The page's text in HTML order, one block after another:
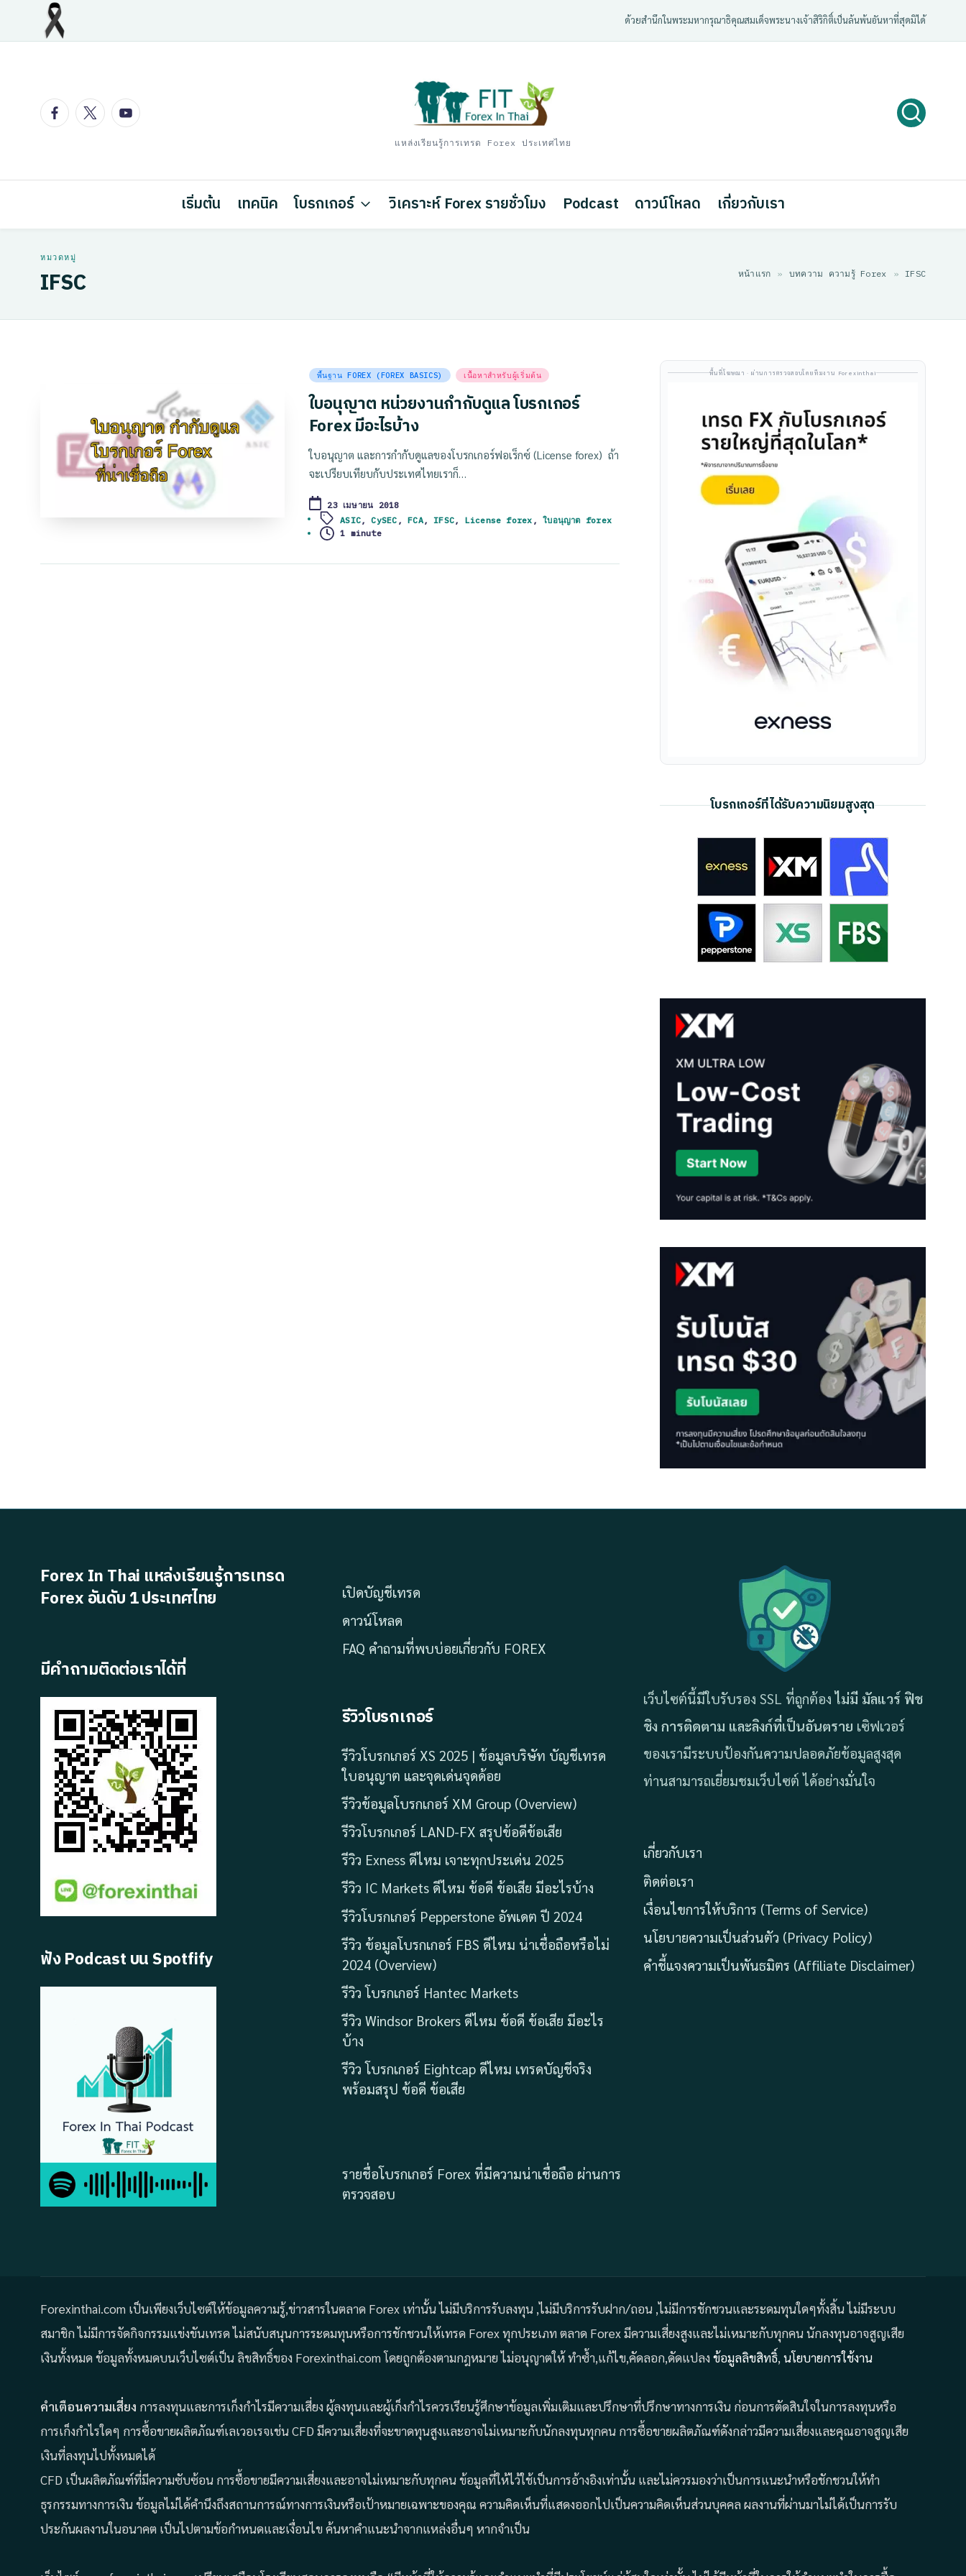
ด้วยสํานึกในพระมหากรุณาธิคุณสมเด็จพระนางเจ้าสิริกิติ์เป็นล้นพ้นอันหาที่สุดมิได้
FacebookTwitterYoutube
แหล่งเรียนรู้การเทรด Forex ประเทศไทย
เริ่มต้น เทคนิค โบรกเกอร์ วิเคราะห์ Forex รายชั่วโมง Podcast ดาวน์โหลด เกี่ยวกับเรา
IFSC หน้าแรก » บทความ ความรู้ Forex » IFSC
Posted
in
พื้นฐาน FOREX (FOREX BASICS) เนื้อหาสำหรับผู้เริ่มต้น
ใบอนุญาต หน่วยงานกำกับดูแล โบรกเกอร์
Forex มีอะไรบ้าง
ใบอนุญาต และการกำกับดูแลของโบรกเกอร์ฟอเร็กซ์ (License forex) ถ้า
จะเปรียบเทียบกับประเทศไทยเราก็…
23 เมษายน 2018
Tags:ASIC,CySEC ,FCA,IFSC, License forex ,ใบอนุญาต forex
1 minute
พื้นที่โฆษณา · ผ่านการตรวจสอบโดยทีมงาน Forexinthai
โบรกเกอร์ที่ได้รับความนิยมสูงสุด
Forex In Thai แหล่งเรียนรู้การเทรด
Forex อันดับ 1 ประเทศไทย
มีคำถามติดต่อเราได้ที่
ฟัง Podcast บน Spotfify
เปิดบัญชีเทรด
ดาวน์โหลด
FAQ คำถามที่พบบ่อยเกี่ยวกับ FOREX
รีวิวโบรกเกอร์
รีวิวโบรกเกอร์ XS 2025 | ข้อมูลบริษัท บัญชีเทรด
ใบอนุญาต และจุดเด่นจุดด้อย
รีวิวข้อมูลโบรกเกอร์ XM Group (Overview)
รีวิวโบรกเกอร์ LAND-FX สรุปข้อดีข้อเสีย
รีวิว Exness ดีไหม เจาะทุกประเด่น 2025
รีวิว IC Markets ดีไหม ข้อดี ข้อเสีย มีอะไรบ้าง
รีวิวโบรกเกอร์ Pepperstone อัพเดต ปี 2024
รีวิว ข้อมูลโบรกเกอร์ FBS ดีไหม น่าเชื่อถือหรือไม่
2024 (Overview)
รีวิว โบรกเกอร์ Hantec Markets
รีวิว Windsor Brokers ดีไหม ข้อดี ข้อเสีย มีอะไร
บ้าง
รีวิว โบรกเกอร์ Eightcap ดีไหม เทรดบัญชีจริง
พร้อมสรุป ข้อดี ข้อเสีย
รายชื่อโบรกเกอร์ Forex ที่มีความน่าเชื่อถือ ผ่านการ
ตรวจสอบ
เว็บไซต์นี้มีใบรับรอง SSL ที่ถูกต้องไม่มี มัลแวร์ ฟิช
ชิง การติดตาม และลิงก์ที่เป็นอันตราย เซิฟเวอร์
ของเรามีระบบป้องกันความปลอดภัยข้อมูลสูงสุด
ท่านสามารถเยี่ยมชมเว็บไซต์ ได้อย่างมั่นใจ
เกี่ยวกับเรา
ติดต่อเรา
เงื่อนไขการให้บริการ (Terms of Service)
นโยบายความเป็นส่วนตัว (Privacy Policy)
คำชี้แจงความเป็นพันธมิตร (Affiliate Disclaimer)
Forexinthai.com เป็นเพียงเว็บไซต์ให้ข้อมูลความรู้,ข่าวสารในตลาด Forex เท่านั้น ไม่มีบริการรับลงทุน ,ไม่มีบริการรับฝาก/ถอน ,ไม่มีการชักชวนและระดมทุนใดๆทั้งสิ้น ไม่มีระบบ
สมาชิก ไม่มีการจัดกิจกรรมแข่งขันเทรด ไม่สนับสนุนการระดมทุนหรือการชักชวนให้เทรด Forex ทุกประเภท ตลาด Forex มีความเสี่ยงสูงและไม่เหมาะกับทุกคน นักลงทุนอาจสูญเสีย
เงินทั้งหมด ข้อมูลทั้งหมดบนเว็บไซต์เป็น ลิขสิทธิ์ของ Forexinthai.com โดยถูกต้องตามกฎหมาย ไม่อนุญาตให้ ทำซ้ำ,แก้ไข,คัดลอก,ดัดแปลง ข้อมูลลิขสิทธิ์, นโยบายการใช้งาน
คำเตือนความเสี่ยง การลงทุนและการเก็งกำไรมีความเสี่ยง ผู้ลงทุนและผู้เก็งกำไรควรเรียนรู้ศึกษาข้อมูลเพิ่มเติมและปรึกษาที่ปรึกษาทางการเงิน ก่อนการตัดสินใจในการลงทุนหรือ
การเก็งกำไรใดๆ การซื้อขายผลิตภัณฑ์เลเวอเรจเช่น CFD มีความเสี่ยงที่จะขาดทุนสูงและอาจไม่เหมาะกับนักลงทุนทุกคน การซื้อขายผลิตภัณฑ์ดังกล่าวมีความเสี่ยงและคุณอาจสูญเสีย
เงินที่ลงทุนไปทั้งหมดได้
CFD เป็นผลิตภัณฑ์ที่มีความซับซ้อน การซื้อขายมีความเสี่ยงและอาจไม่เหมาะกับทุกคน ข้อมูลที่ให้ไว้ใช้เป็นการอ้างอิงเท่านั้น และไม่ควรมองว่าเป็นการแนะนำหรือชักชวนให้ทำ
ธุรกรรมทางการเงิน ข้อมูลไม่ได้คำนึงถึงสถานการณ์ทางการเงินหรือเป้าหมายเฉพาะของคุณ ความคิดเห็นที่แสดงออกไปเป็นความคิดเห็นส่วนบุคคล ผลงานที่ผ่านมาไม่ได้เป็นการรับ
ประกันผลงานในอนาคต เป็นไปตามข้อกำหนดและเงื่อนไข ค้นหาคำแนะนำจากแหล่งอื่นๆ หากจำเป็น